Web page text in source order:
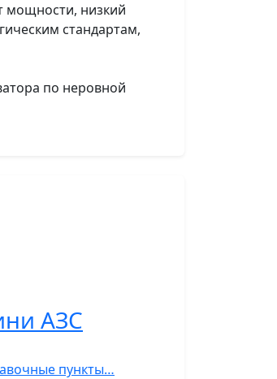
мощности, низкий
стандартам,
по неровной
АЗС
пункты…